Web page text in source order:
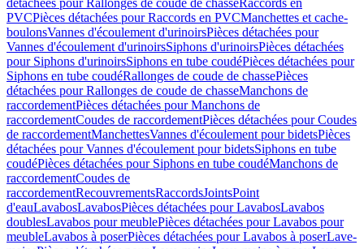
détachées pour Rallonges de coude de chasseRaccords en
PVCPièces détachées pour Raccords en PVCManchettes et cache-
boulonsVannes d'écoulement d'urinoirsPièces détachées pour
Vannes d'écoulement d'urinoirsSiphons d'urinoirsPièces détachées
pour Siphons d'urinoirsSiphons en tube coudéPièces détachées pour
Siphons en tube coudéRallonges de coude de chassePièces
détachées pour Rallonges de coude de chasseManchons de
raccordementPièces détachées pour Manchons de
raccordementCoudes de raccordementPièces détachées pour Coudes
de raccordementManchettesVannes d'écoulement pour bidetsPièces
détachées pour Vannes d'écoulement pour bidetsSiphons en tube
coudéPièces détachées pour Siphons en tube coudéManchons de
raccordementCoudes de
raccordementRecouvrementsRaccordsJointsPoint
d'eauLavabosLavabosPièces détachées pour LavabosLavabos
doublesLavabos pour meublePièces détachées pour Lavabos pour
meubleLavabos à poserPièces détachées pour Lavabos à poserLave-